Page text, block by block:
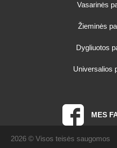
Vasarinės
Žieminės
Dygliuotos
Universalios
MES
2026 © Visos teisės saugomos